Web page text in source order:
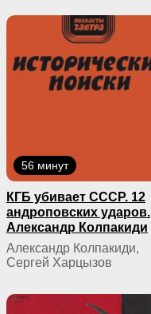
56 минут
КГБ yбивaeт СССР. 12
андроповских ударов.
Александр Колпакиди
Александр Колпакиди,
Сергей Харцызов